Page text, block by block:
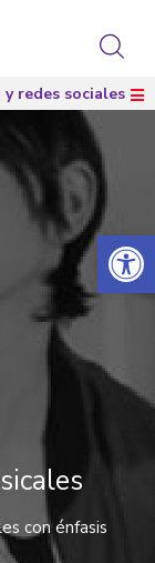
Abrir
redes sociales
con énfasis